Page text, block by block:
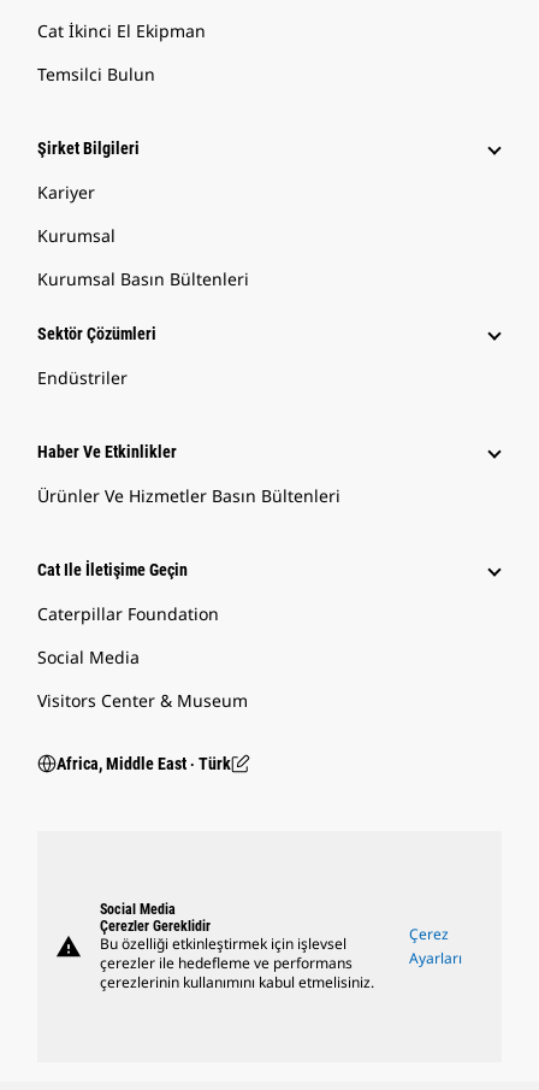
Cat İkinci El Ekipman
Temsilci Bulun
Şirket Bilgileri
Kariyer
Kurumsal
Kurumsal Basın Bültenleri
Sektör Çözümleri
Endüstriler
Haber Ve Etkinlikler
Ürünler Ve Hizmetler Basın Bültenleri
Cat Ile İletişime Geçin
Caterpillar Foundation
Social Media
Visitors Center & Museum
Africa, Middle East ‧ Türk
warning
Social Media
Çerezler Gereklidir
Bu özelliği etkinleştirmek için işlevsel
çerezler ile hedefleme ve performans
çerezlerinin kullanımını kabul etmelisiniz.
Çerez
Ayarları